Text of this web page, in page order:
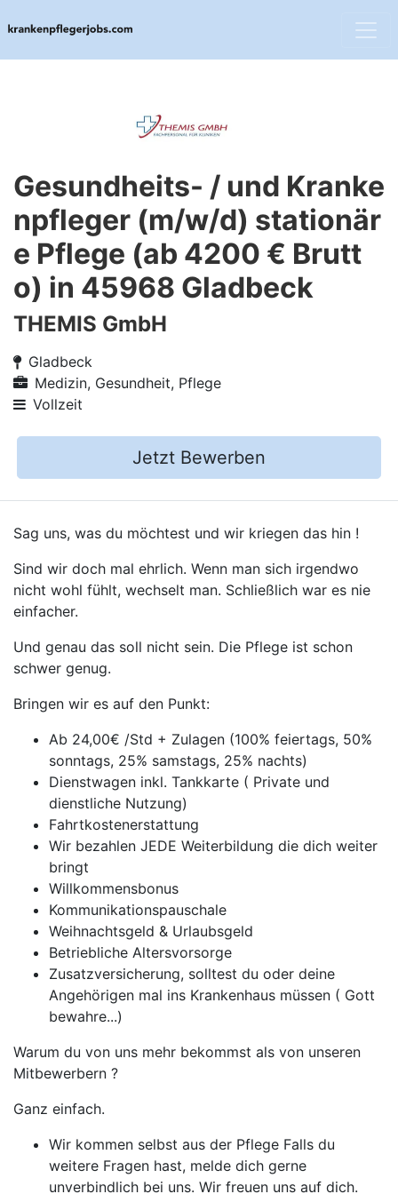
Gesundheits- / und Kranke
npfleger (m/w/d) stationär
e Pflege (ab 4200 € Brutt
o) in 45968 Gladbeck
THEMIS GmbH
Gladbeck
Medizin, Gesundheit, Pflege
Vollzeit
Jetzt Bewerben
Sag uns, was du möchtest und wir kriegen das hin !
Sind wir doch mal ehrlich. Wenn man sich irgendwo
nicht wohl fühlt, wechselt man. Schließlich war es nie
einfacher.
Und genau das soll nicht sein. Die Pflege ist schon
schwer genug.
Bringen wir es auf den Punkt:
Ab 24,00€ /Std + Zulagen (100% feiertags, 50%
sonntags, 25% samstags, 25% nachts)
Dienstwagen inkl. Tankkarte ( Private und
dienstliche Nutzung)
Fahrtkostenerstattung
Wir bezahlen JEDE Weiterbildung die dich weiter
bringt
Willkommensbonus
Kommunikationspauschale
Weihnachtsgeld & Urlaubsgeld
Betriebliche Altersvorsorge
Zusatzversicherung, solltest du oder deine
Angehörigen mal ins Krankenhaus müssen ( Gott
bewahre...)
Warum du von uns mehr bekommst als von unseren
Mitbewerbern ?
Ganz einfach.
Wir kommen selbst aus der Pflege Falls du
weitere Fragen hast, melde dich gerne
unverbindlich bei uns. Wir freuen uns auf dich.